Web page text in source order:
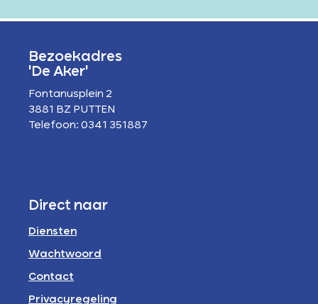
Bezoekadres
'De Aker'
Fontanusplein 2
3881 BZ PUTTEN
Telefoon: 0341 351887
Direct naar
Diensten
Wachtwoord
Contact
Privacyregeling